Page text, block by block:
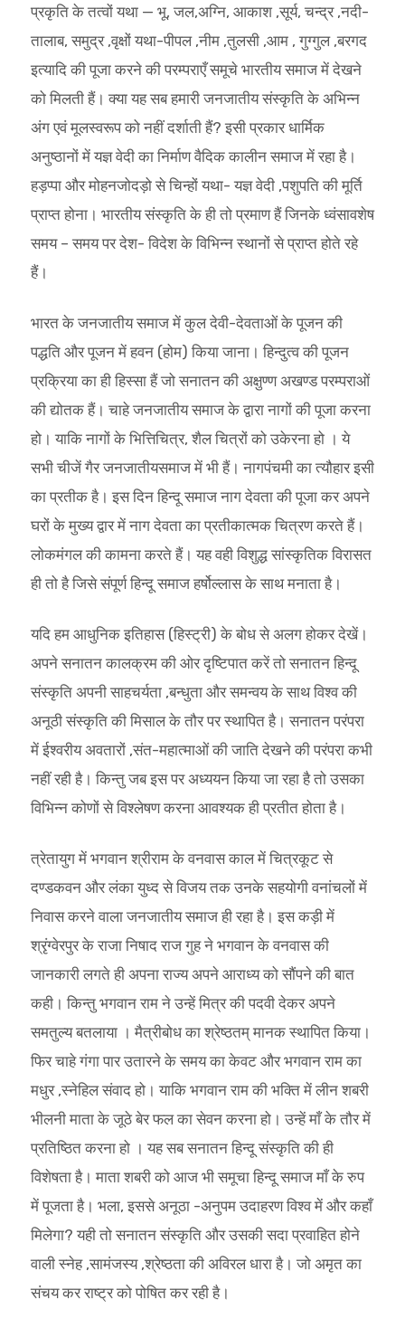
प्रकृति के तत्वों यथा — भू, जल,अग्नि, आकाश ,सूर्य, चन्द्र ,नदी-
तालाब, समुद्र ,वृक्षों यथा-पीपल ,नीम ,तुलसी ,आम , गुग्गुल ,बरगद
इत्यादि की पूजा करने की परम्पराएँ समूचे भारतीय समाज में देखने
को मिलती हैं। क्या यह सब हमारी जनजातीय संस्कृति के अभिन्न
अंग एवं मूलस्वरूप को नहीं दर्शाती हैं? इसी प्रकार धार्मिक
अनुष्ठानों में यज्ञ वेदी का निर्माण वैदिक कालीन समाज में रहा है।
हड़प्पा और मोहनजोदड़ो से चिन्हों यथा- यज्ञ वेदी ,पशुपति की मूर्ति
प्राप्त होना। भारतीय संस्कृति के ही तो प्रमाण हैं जिनके ध्वंसावशेष
समय – समय पर देश- विदेश के विभिन्न स्थानों से प्राप्त होते रहे
हैं।
भारत के जनजातीय समाज में कुल देवी-देवताओं के पूजन की
पद्धति और पूजन में हवन (होम) किया जाना‌। हिन्दुत्व की पूजन
प्रक्रिया का ही हिस्सा हैं जो सनातन की अक्षुण्ण अखण्ड परम्पराओं
की द्योतक हैं। चाहे जनजातीय समाज के द्वारा नागों की पूजा करना
हो। याकि नागों के भित्तिचित्र, शैल चित्रों को उकेरना हो । ये
सभी चीजें गैर जनजातीयसमाज में भी हैं। नागपंचमी का त्यौहार इसी
का प्रतीक है। इस दिन हिन्दू समाज नाग देवता की पूजा कर अपने
घरों के मुख्य द्वार में नाग देवता का प्रतीकात्मक चित्रण करते हैं।
लोकमंगल की कामना करते हैं। यह वही विशुद्ध सांस्कृतिक विरासत
ही तो है जिसे संपूर्ण हिन्दू समाज हर्षोल्लास के साथ मनाता है।
यदि हम आधुनिक इतिहास (हिस्ट्री) के बोध से अलग होकर देखें।
अपने सनातन कालक्रम की ओर दृष्टिपात करें तो सनातन हिन्दू
संस्कृति अपनी साहचर्यता ,बन्धुता और समन्वय के साथ विश्व की
अनूठी संस्कृति की मिसाल के तौर पर स्थापित है। सनातन परंपरा
में ईश्वरीय अवतारों ,संत-महात्माओं की जाति देखने की परंपरा कभी
नहीं रही है। किन्तु जब इस पर अध्ययन किया जा रहा है तो उसका
विभिन्न कोणों से विश्लेषण करना आवश्यक ही प्रतीत होता है।
त्रेतायुग में भगवान श्रीराम के वनवास काल में चित्रकूट से
दण्डकवन और लंका युध्द से विजय तक उनके सहयोगी वनांचलों में
निवास करने वाला जनजातीय समाज ही रहा है। इस कड़ी में
श्रृंग्वेरपुर के राजा निषाद राज गुह ने भगवान के वनवास की
जानकारी लगते ही अपना राज्य अपने आराध्य को सौंपने की बात
कही। किन्तु भगवान राम ने उन्हें मित्र की पदवी देकर अपने
समतुल्य बतलाया । मैत्रीबोध का श्रेष्ठतम् मानक स्थापित किया।
फिर चाहे गंगा पार उतारने के समय का केवट और भगवान राम का
मधुर ,स्नेहिल संवाद हो। याकि भगवान राम की भक्ति में लीन शबरी
भीलनी माता के जूठे बेर फल का सेवन करना हो। उन्हें माँ के तौर में
प्रतिष्ठित करना हो । यह सब सनातन हिन्दू संस्कृति की ही
विशेषता है। माता शबरी को आज भी समूचा हिन्दू समाज माँ के रुप
में पूजता है। भला, इससे अनूठा -अनुपम उदाहरण विश्व में और कहाँ
मिलेगा? यही तो सनातन संस्कृति और उसकी सदा प्रवाहित होने
वाली स्नेह ,सामंजस्य ,श्रेष्ठता की अविरल धारा है। जो अमृत का
संचय कर राष्ट्र को पोषित कर रही है।